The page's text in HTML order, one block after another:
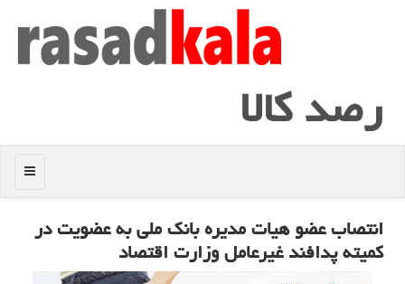
رصد كالا
منو
انتصاب عضو هیات مدیره بانك ملی به عضویت در
كمیته پدافند غیرعامل وزارت اقتصاد